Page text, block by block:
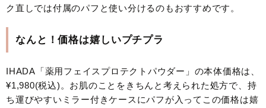
ク直しでは付属のパフと使い分けるのもおすすめです。
なんと！価格は嬉しいプチプラ
IHADA「薬用フェイスプロテクトパウダー」の本体価格は、
¥1,980(税込)。お肌のことをきちんと考えられた処方で、持
ち運びやすいミラー付きケースにパフが入ってこの価格は嬉